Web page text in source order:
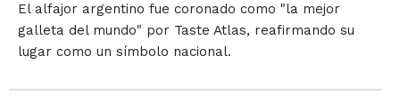
El alfajor argentino fue coronado como "la mejor
galleta del mundo" por Taste Atlas, reafirmando su
lugar como un símbolo nacional.